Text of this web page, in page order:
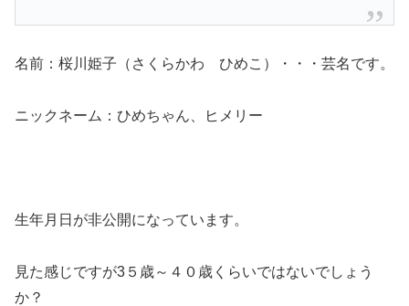
名前：桜川姫子（さくらかわ ひめこ）・・・芸名です。
ニックネーム：ひめちゃん、ヒメリー
生年月日が非公開になっています。
見た感じですが3５歳～４０歳くらいではないでしょう
か？